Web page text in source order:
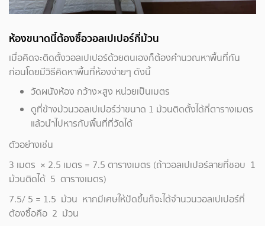
ห้องขนาดนี้ต้องซื้อวอลเปเปอร์กี่ม้วน
เมื่อคิดจะติดตั้งวอลเปเปอร์ด้วยตนเองก็ต้องคำนวณหาพื้นที่กัน
ก่อนโดยมีวิธีคิดหาพื้นที่ห้องง่ายๆ ดังนี้
วัดผนังห้อง กว้าง×สูง หน่วยเป็นเมตร
ดูที่ข้างม้วนวอลเปเปอร์ว่าขนาด 1 ม้วนติดตั้งได้กี่ตารางเมตร
แล้วนำไปหารกับพื้นที่ที่วัดได้
ตัวอย่างเช่น
3 เมตร × 2.5 เมตร = 7.5 ตารางเมตร (ถ้าวอลเปเปอร์ลายที่ชอบ 1
ม้วนติดได้ 5 ตารางเมตร)
7.5/ 5 = 1.5 ม้วน หากมีเศษให้ปัดขึ้นก็จะได้จำนวนวอลเปเปอร์ที่
ต้องซื้อคือ 2 ม้วน